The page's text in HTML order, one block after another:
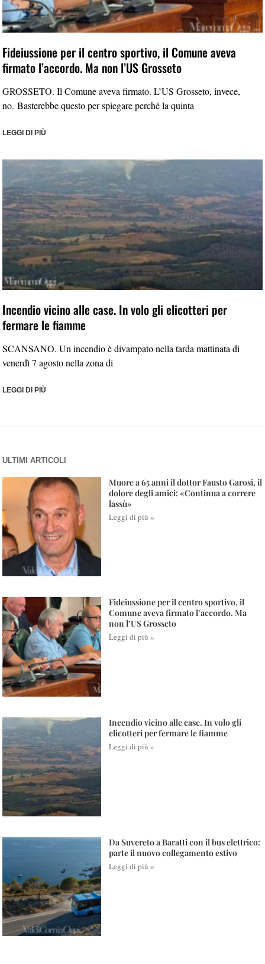
Fideiussione per il centro sportivo, il Comune aveva
firmato l’accordo. Ma non l’US Grosseto
GROSSETO. Il Comune aveva firmato. L’US Grosseto, invece,
no. Basterebbe questo per spiegare perché la quinta
LEGGI DI PIÙ
Incendio vicino alle case. In volo gli elicotteri per
fermare le fiamme
SCANSANO. Un incendio è divampato nella tarda mattinata di
venerdì 7 agosto nella zona di
LEGGI DI PIÙ
ULTIMI ARTICOLI
Muore a 65 anni il dottor Fausto Garosi, il
dolore degli amici: «Continua a correre
lassù»
Leggi di più »
Fideiussione per il centro sportivo, il
Comune aveva firmato l’accordo. Ma
non l’US Grosseto
Leggi di più »
Incendio vicino alle case. In volo gli
elicotteri per fermare le fiamme
Leggi di più »
Da Suvereto a Baratti con il bus elettrico:
parte il nuovo collegamento estivo
Leggi di più »